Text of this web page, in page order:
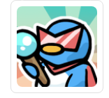
te da control del
campo de batalla